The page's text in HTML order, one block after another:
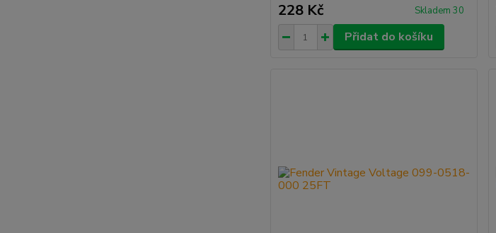
228 Kč Skladem 30
Přidat do košíku